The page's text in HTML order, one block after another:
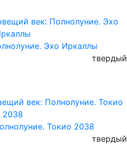
Эхо Иркаллы
твердый
Токио 2038
твердый